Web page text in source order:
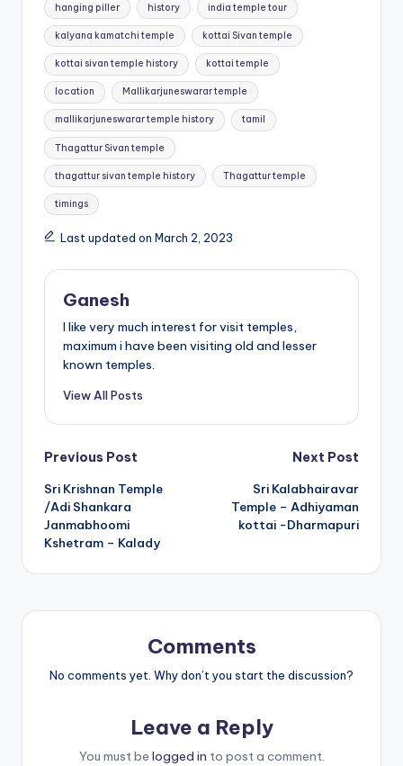
hanging piller history india temple tour
kalyana kamatchi temple kottai Sivan temple
kottai sivan temple history kottai temple
location Mallikarjuneswarar temple
mallikarjuneswarar temple history tamil
Thagattur Sivan temple
thagattur sivan temple history Thagattur temple
timings
Last updated on March 2, 2023
Ganesh
I like very much interest for visit temples,
maximum i have been visiting old and lesser
known temples.
View All Posts
Post
navigation
Previous Post
Sri Krishnan Temple
/Adi Shankara
Janmabhoomi
Kshetram – Kalady
Next Post
Sri Kalabhairavar
Temple – Adhiyaman
kottai -Dharmapuri
Comments
No comments yet. Why don’t you start the discussion?
Leave a Reply
You must be logged in to post a comment.